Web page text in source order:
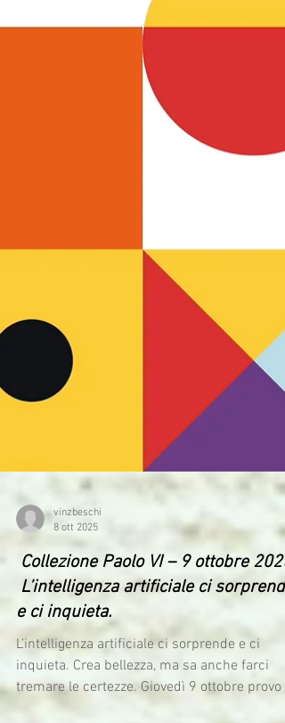
vinzbeschi
Collezione Paolo VI – 9 ottobre 2025:
L’intelligenza artificiale ci sorprende
e ci inquieta.
L’intelligenza artificiale ci sorprende e ci
inquieta. Crea bellezza, ma sa anche farci